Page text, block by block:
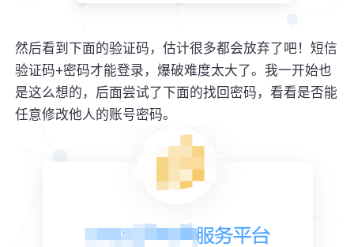
然后看到下面的验证码，估计很多都会放弃了吧！短信
验证码+密码才能登录，爆破难度太大了。我一开始也
是这么想的，后面尝试了下面的找回密码，看看是否能
任意修改他人的账号密码。